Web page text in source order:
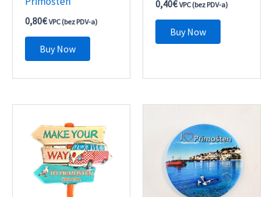
0,80€ VPC (bez PDV-a)
Buy Now
0,40€ VPC (bez PDV-a)
Buy Now